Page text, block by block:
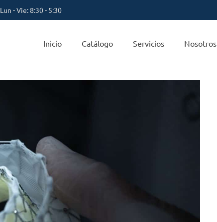
Lun - Vie: 8:30 - 5:30
Inicio Catálogo Servicios Nosotros